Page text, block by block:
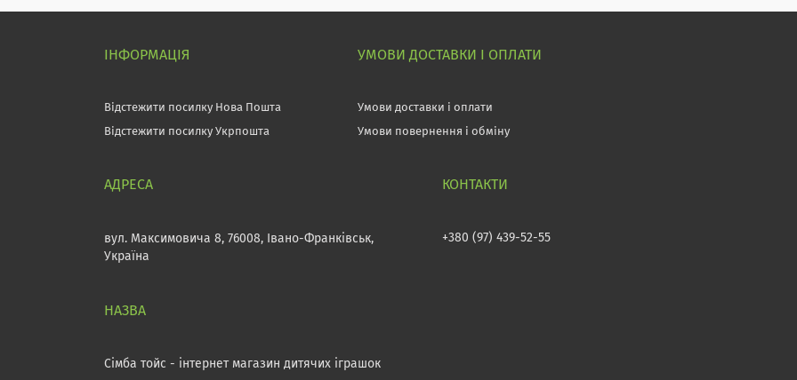
ІНФОРМАЦІЯ
Відстежити посилку Нова Пошта
Відстежити посилку Укрпошта
УМОВИ ДОСТАВКИ І ОПЛАТИ
Умови доставки і оплати
Умови повернення і обміну
вул. Максимовича 8, 76008, Івано-Франківськ,
Україна
Сімба тойс - інтернет магазин дитячих іграшок
+380 (97) 439-52-55